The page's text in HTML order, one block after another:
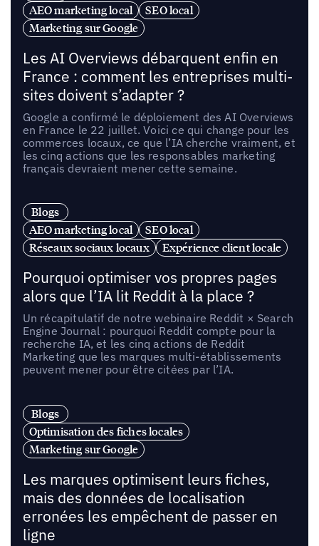
AEO marketing local
SEO local
Marketing sur Google
Les AI Overviews débarquent enfin en
France : comment les entreprises multi-
sites doivent s’adapter ?
Google a confirmé le déploiement des AI Overviews
en France le 22 juillet. Voici ce qui change pour les
commerces locaux, ce que l’IA cherche vraiment, et
les cinq actions que les responsables marketing
français devraient mener cette semaine.
Blogs
AEO marketing local
SEO local
Réseaux sociaux locaux
Expérience client locale
Pourquoi optimiser vos propres pages
alors que l’IA lit Reddit à la place ?
Un récapitulatif de notre webinaire Reddit × Search
Engine Journal : pourquoi Reddit compte pour la
recherche IA, et les cinq actions de Reddit
Marketing que les marques multi-établissements
peuvent mener pour être citées par l’IA.
Blogs
Optimisation des fiches locales
Marketing sur Google
Les marques optimisent leurs fiches,
mais des données de localisation
erronées les empêchent de passer en
ligne